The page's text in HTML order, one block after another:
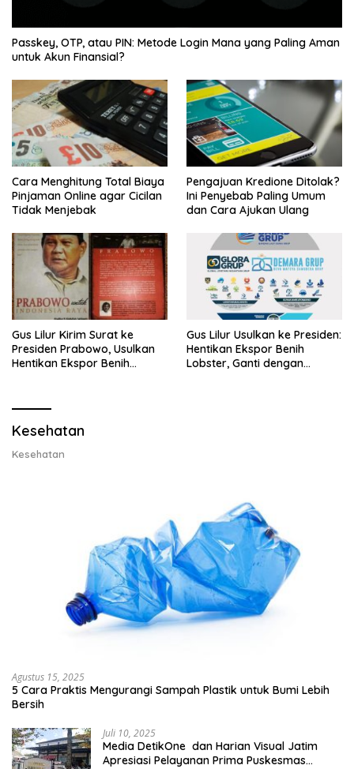
Passkey, OTP, atau PIN: Metode Login Mana yang Paling Aman
untuk Akun Finansial?
Cara Menghitung Total Biaya
Pinjaman Online agar Cicilan
Tidak Menjebak
Pengajuan Kredione Ditolak?
Ini Penyebab Paling Umum
dan Cara Ajukan Ulang
Gus Lilur Kirim Surat ke
Presiden Prabowo, Usulkan
Hentikan Ekspor Benih
Gus Lilur Usulkan ke Presiden:
Hentikan Ekspor Benih
Lobster, Ganti dengan
Kesehatan
Kesehatan
Agustus 15, 2025
5 Cara Praktis Mengurangi Sampah Plastik untuk Bumi Lebih
Bersih
Juli 10, 2025
Media DetikOne dan Harian Visual Jatim
Apresiasi Pelayanan Prima Puskesmas